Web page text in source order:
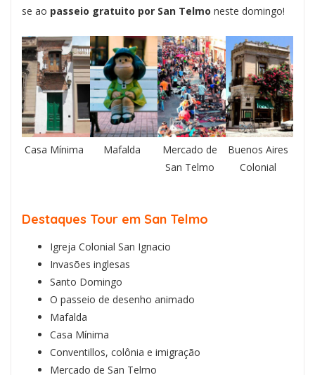
se ao passeio gratuito por San Telmo neste domingo!
Casa Mínima Mafalda
Mercado de
San Telmo
Buenos Aires
Colonial
Destaques Tour em San Telmo
Igreja Colonial San Ignacio
Invasões inglesas
Santo Domingo
O passeio de desenho animado
Mafalda
Casa Mínima
Conventillos, colônia e imigração
Mercado de San Telmo